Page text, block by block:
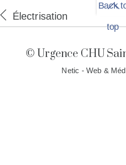
Électrisation
Back
top
© Urgence CHU
Netic - Web &